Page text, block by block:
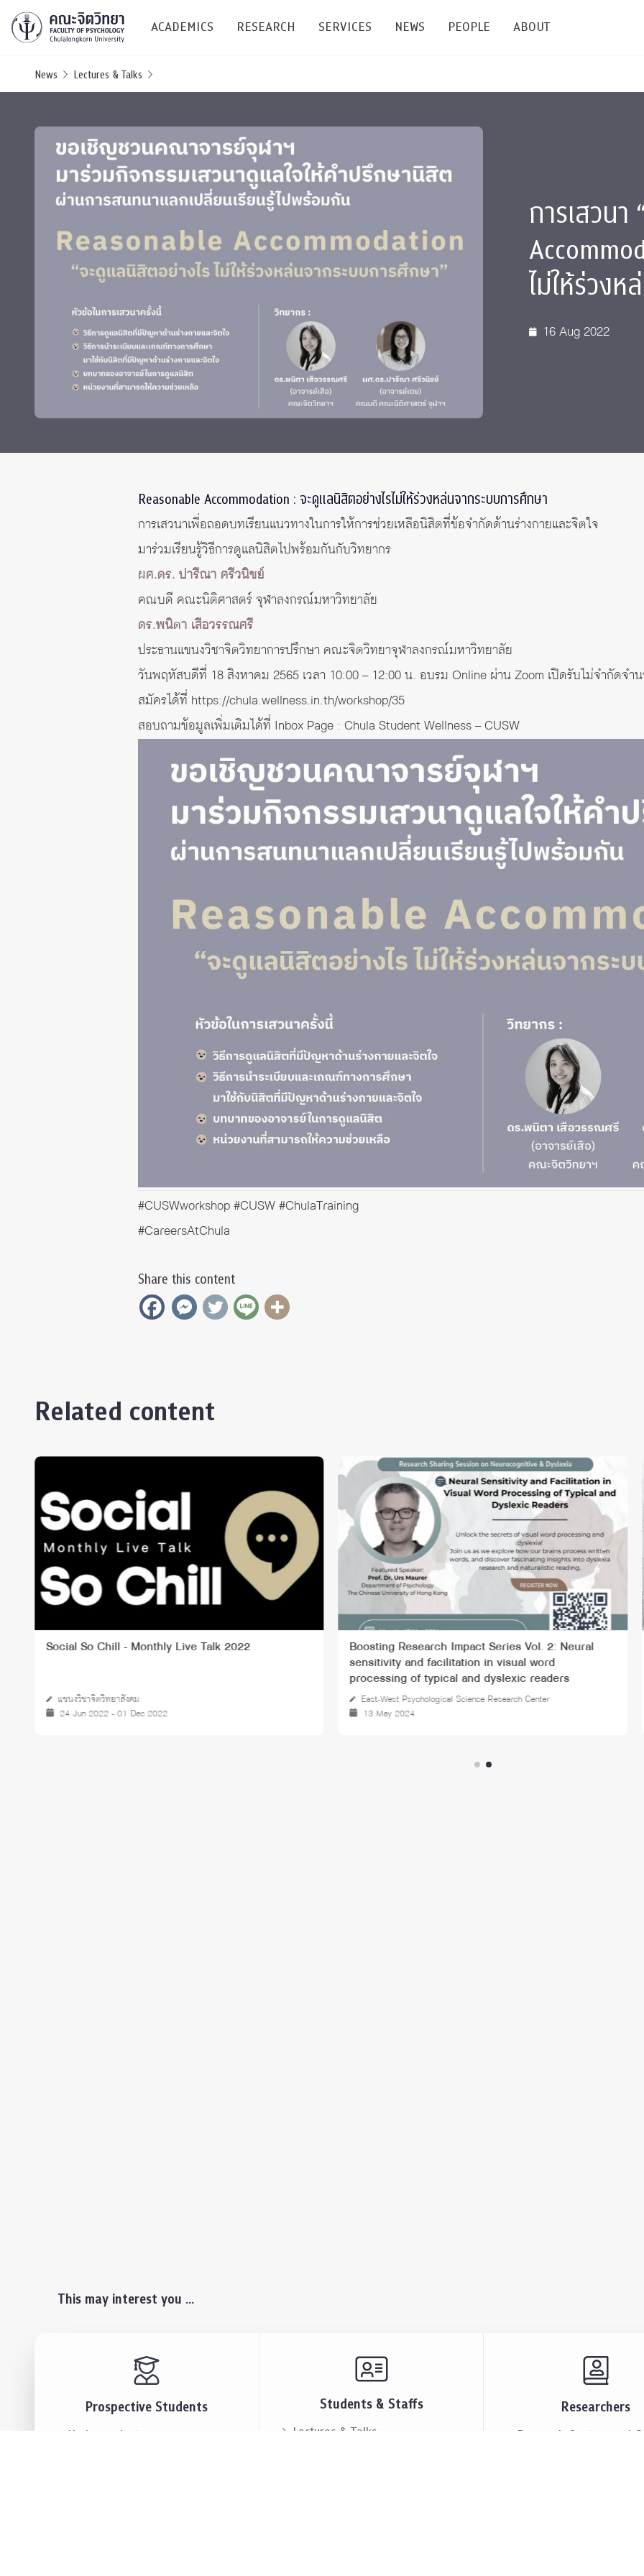
ACADEMICS
Undergraduate
Bachelor of Science
(B.Sc.)
Graduate
Master's and PhD
RESEARCH
Resources & Facilities
Research Publications
Conference
International Conference & Symposium
TICP 2023
SSBW Activities
Grants and Awards
SERVICES
PSY Stats Clinic
Wellness Center
Psychological Center for Effective Organization
Life Di
NEWS
Events & Announcement
Lectures & Talks
Jobs
PEOPLE
Staffs
Management
ABOUT
Giving
Annual Reports
Contact Us
News Lectures & Talks
การเสวนา
ไม่ให้ร่วง
16 Aug 2022
Reasonable Accommodation : จะดูแลนิสิตอย่างไรไม่ให้ร่วงหล่นจากระบบการศึกษา
การเสวนาเพื่อถอดบทเรียนแนวทางในการให้การช่วยเหลือนิสิตที่ข้อจำกัดด้านร่างกายและจิตใจ
มาร่วมเรียนรู้วิธีการดูแลนิสิตไปพร้อมกันกับวิทยากร
ผศ.ดร. ปารีณา ศรีวนิชย์
คณบดี คณะนิติศาสตร์ จุฬาลงกรณ์มหาวิทยาลัย
ดร.พนิตา เสือวรรณศรี
ประธานแขนงวิชาจิตวิทยาการปรึกษา คณะจิตวิทยาจุฬาลงกรณ์มหาวิทยาลัย
วันพฤหัสบดีที่ 18 สิงหาคม 2565 เวลา 10:00 – 12:00 น. อบรม Online ผ่าน Zoom เปิดรับไม่จำกัดจำ
สมัครได้ที่ https://chula.wellness.in.th/workshop/35
สอบถามข้อมูลเพิ่มเติมได้ที่ Inbox Page : Chula Student Wellness– CUSW
#CUSWworkshop#CUSW#ChulaTraining
#CareersAtChula
Share this content
Related content
Clinical Cognitive Neuroscience research seminars
10 Mar 2023
Social So Chill - Monthly Live Talk 2022
แขนงวิชาจิตวิทยาสังคม
24 Jun 2022 - 01 Dec 2022
This may interest you ...
Prospective Students
Undergraduate
Students & Staffs
Lectures & Talks
Researchers
Research Centers and